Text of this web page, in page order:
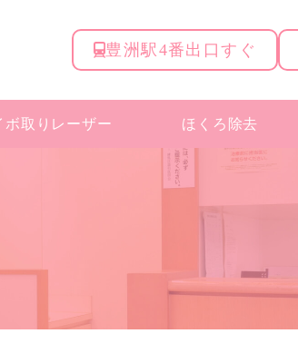
豊洲駅4番出口すぐ
ボ取りレーザー ほくろ除去